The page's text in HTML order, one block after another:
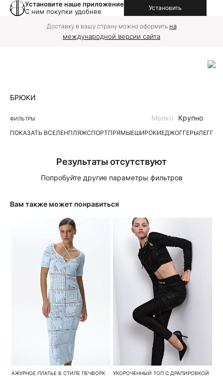
Установите наше приложение
С ним покупки удобнее
Установить
Доставку в вашу страну можно оформить на
международной версии сайта
БРЮКИ
ФИЛЬТРЫ
ПОКАЗАТЬ ВСЕЛЕНПЛЯЖСПОРТПРЯМЫЕШИРОКИЕДЖОГГЕРЫ
Мелко Крупно
Результаты отсутствуют
Попробуйте другие параметры фильтров
Вам также может понравиться
АЖУРНОЕ ПЛАТЬЕ В СТИЛЕ ПЕЧВОРК УКОРОЧЕННЫЙ ТОП С ДРАПИРОВКОЙ